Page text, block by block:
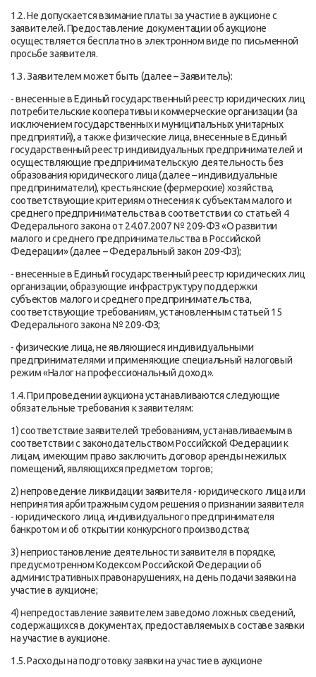
1.2. Не допускается взимание платы за участие в аукционе с
заявителей. Предоставление документации об аукционе
осуществляется бесплатно в электронном виде по письменной
просьбе заявителя.
1.3. Заявителем может быть (далее – Заявитель):
- внесенные в Единый государственный реестр юридических лиц
потребительские кооперативы и коммерческие организации (за
исключением государственных и муниципальных унитарных
предприятий), а также физические лица, внесенные в Единый
государственный реестр индивидуальных предпринимателей и
осуществляющие предпринимательскую деятельность без
образования юридического лица (далее – индивидуальные
предприниматели), крестьянские (фермерские) хозяйства,
соответствующие критериям отнесения к субъектам малого и
среднего предпринимательства в соответствии со статьей 4
Федерального закона от 24.07.2007 № 209-ФЗ «О развитии
малого и среднего предпринимательства в Российской
Федерации» (далее – Федеральный закон 209-ФЗ);
- внесенные в Единый государственный реестр юридических лиц
организации, образующие инфраструктуру поддержки
субъектов малого и среднего предпринимательства,
соответствующие требованиям, установленным статьей 15
Федерального закона № 209-ФЗ;
- физические лица, не являющиеся индивидуальными
предпринимателями и применяющие специальный налоговый
режим «Налог на профессиональный доход».
1.4. При проведении аукциона устанавливаются следующие
обязательные требования к заявителям:
1) соответствие заявителей требованиям, устанавливаемым в
соответствии с законодательством Российской Федерации к
лицам, имеющим право заключить договор аренды нежилых
помещений, являющихся предметом торгов;
2) непроведение ликвидации заявителя - юридического лица или
непринятия арбитражным судом решения о признании заявителя
- юридического лица, индивидуального предпринимателя
банкротом и об открытии конкурсного производства;
3) неприостановление деятельности заявителя в порядке,
предусмотренном Кодексом Российской Федерации об
административных правонарушениях, на день подачи заявки на
участие в аукционе;
4) непредоставление заявителем заведомо ложных сведений,
содержащихся в документах, предоставляемых в составе заявки
на участие в аукционе.
1.5. Расходы на подготовку заявки на участие в аукционе